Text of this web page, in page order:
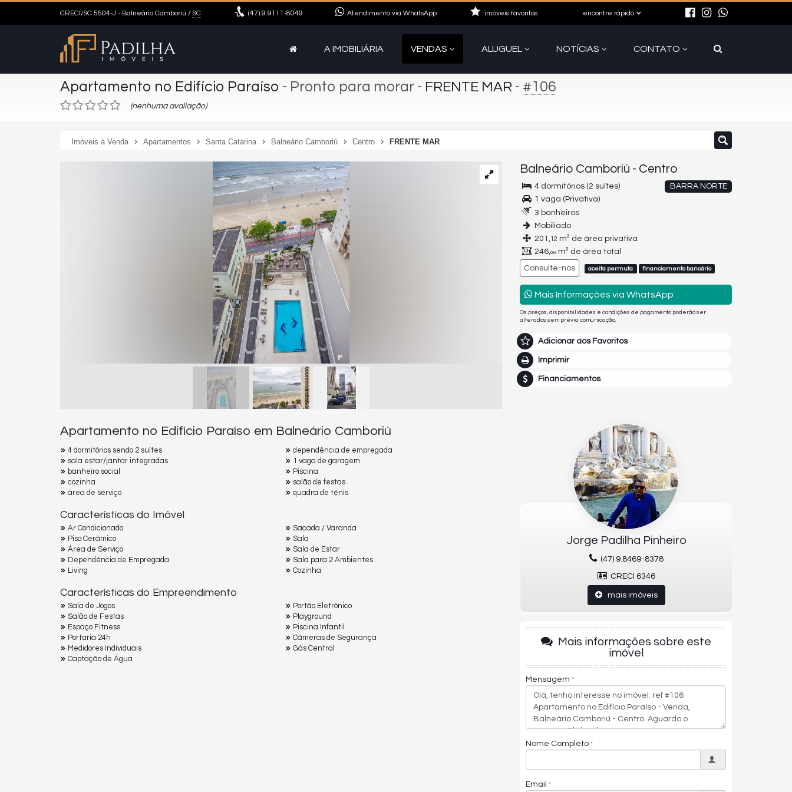
CRECI/SC 5504-J - Balneário Camboriú / SC (47) 9.9111-8049 Atendimento via WhatsApp encontre rápido
imóveis favoritos
A IMOBILIÁRIA VENDAS ALUGUEL NOTÍCIAS CONTATO
Apartamento no Edifício Paraíso - Pronto para morar - FRENTE MAR - #106
(nenhuma avaliação)
Imóveis à Venda Apartamentos Santa Catarina Balneário Camboriú Centro FRENTE MAR
Balneário Camboriú - Centro
BARRA NORTE
4 dormitórios (2 suítes)
1 vaga (Privativa)
3 banheiros
Mobiliado
201,12 m² de área privativa
246,00 m² de área total
Consulte-nos
aceita permuta financiamento bancário
Mais Informações via WhatsApp
Os preços, disponibilidades e condições de pagamento poderão ser
alterados sem prévia comunicação.
Adicionar aos Favoritos
Imprimir
Financiamentos
Apartamento no Edifício Paraíso em Balneário Camboriú
4 dormitórios sendo 2 suítes
sala estar/jantar integradas
banheiro social
cozinha
área de serviço
dependência de empregada
1 vaga de garagem
Piscina
salão de festas
quadra de tênis
Características do Imóvel
Ar Condicionado
Piso Cerâmico
Área de Serviço
Dependência de Empregada
Living
Sacada / Varanda
Sala
Sala de Estar
Sala para 2 Ambientes
Cozinha
Características do Empreendimento
Sala de Jogos
Salão de Festas
Espaço Fitness
Portaria 24h
Medidores Individuais
Captação de Água
Portão Eletrônico
Playground
Piscina Infantil
Câmeras de Segurança
Gás Central
Jorge Padilha Pinheiro
(47) 9.8469-8378
CRECI 6346
mais imóveis
Mais informações sobre este
imóvel
Mensagem
Nome Completo
Email